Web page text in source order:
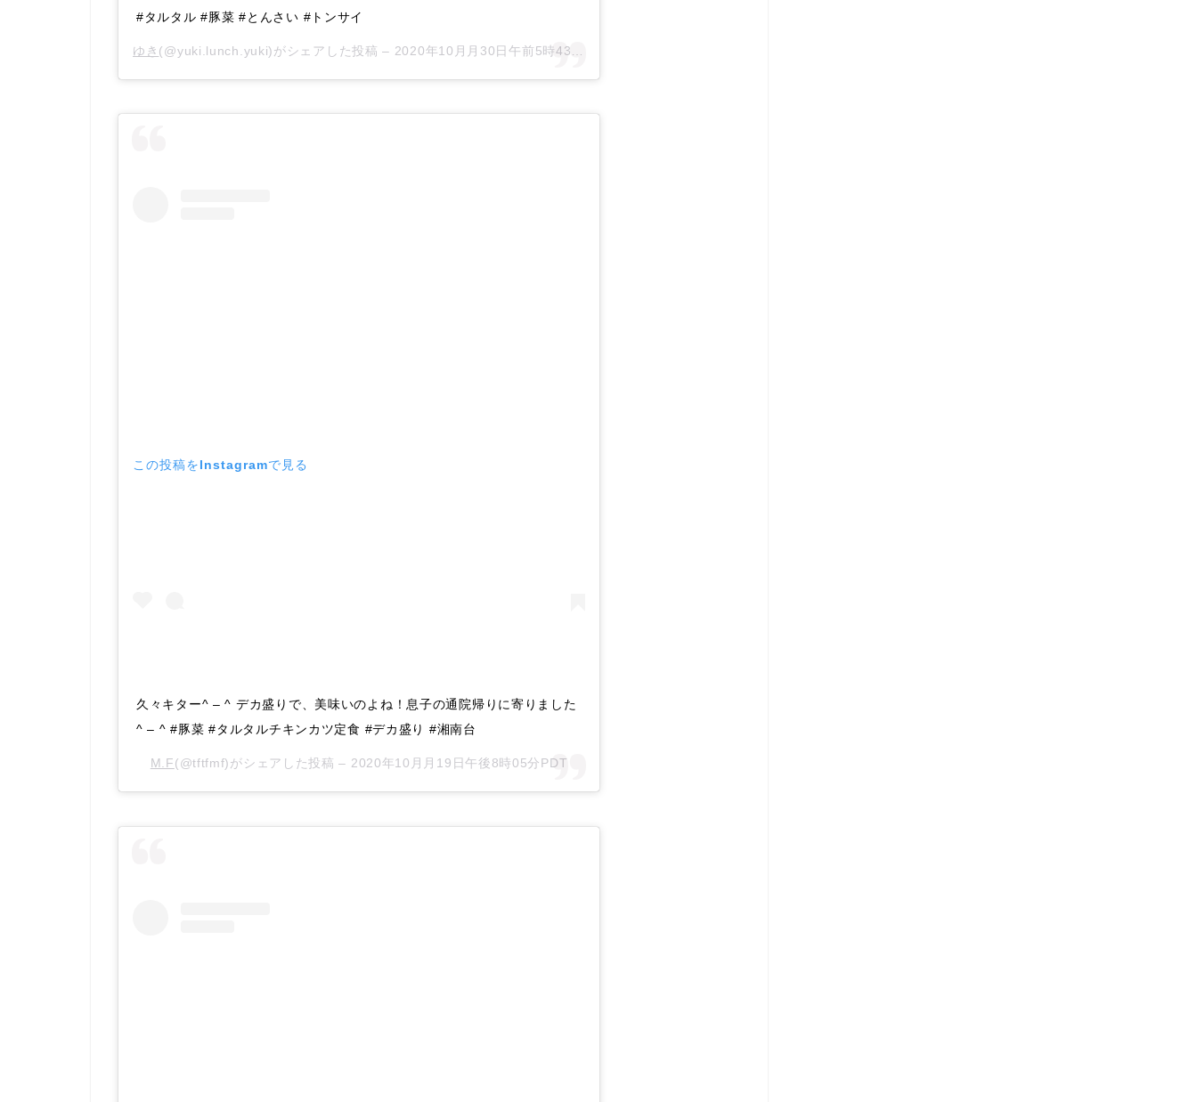
#タルタル #豚菜 #とんさい #トンサイ
ゆき (@yuki.lunch.yuki)がシェアした投稿 – 2020年10月月30日午前5時43分PDT
この投稿をInstagramで見る
久々キター^ – ^ デカ盛りで、美味いのよね！息子の通院帰りに寄りました
^ – ^ #豚菜 #タルタルチキンカツ定食 #デカ盛り #湘南台
M.F(@tftfmf)がシェアした投稿 – 2020年10月月19日午後8時05分PDT